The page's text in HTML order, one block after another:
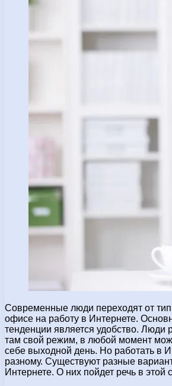
Современные люди переходят от
офисе на работу в Интернете.
тенденции является удобство. Люди
там свой режим, в любой момент
себе выходной день. Но работать в
разному. Существуют разные
Интернете. О них пойдет речь в этой